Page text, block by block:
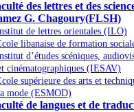
des lettres et des
G. Chagoury(FLSH)
de lettres orientales (ILO)
libanaise de formation
d’études scéniques,
cinématographiques (IESAV)
supérieure des arts et
mode (ESMOD)
de langues et de